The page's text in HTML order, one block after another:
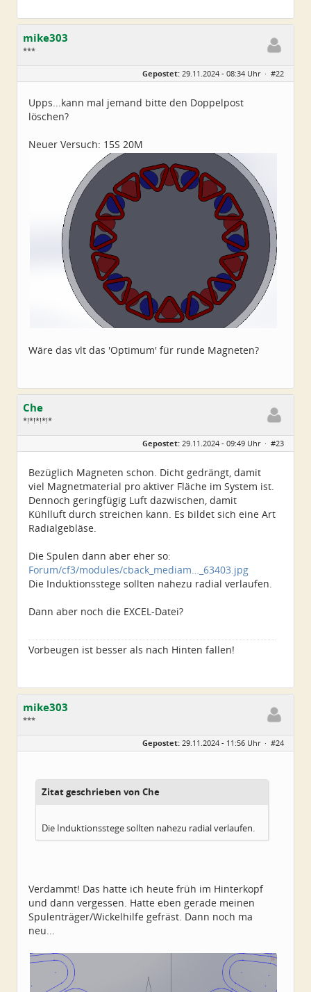
mike303
***
Alter:
47
Dabei seit:
11 / 2024
Gepostet: 29.11.2024 - 08:34 Uhr · #22
Upps...kann mal jemand bitte den Doppelpost
löschen?
Neuer Versuch: 15S 20M
Wäre das vlt das 'Optimum' für runde Magneten?
Che
*!*!*!*!*
Geschlecht:
Alter:
72
Dabei seit:
06 / 2014
Gepostet: 29.11.2024 - 09:49 Uhr · #23
Bezüglich Magneten schon. Dicht gedrängt, damit
viel Magnetmaterial pro aktiver Fläche im System ist.
Dennoch geringfügig Luft dazwischen, damit
Kühlluft durch streichen kann. Es bildet sich eine Art
Radialgebläse.
Die Spulen dann aber eher so:
Forum/cf3/modules/cback_mediam…_63403.jpg
Die Induktionsstege sollten nahezu radial verlaufen.
Dann aber noch die EXCEL-Datei?
Vorbeugen ist besser als nach Hinten fallen!
mike303
***
Alter:
47
Gepostet: 29.11.2024 - 11:56 Uhr · #24
Zitat geschrieben von Che
Die Induktionsstege sollten nahezu radial verlaufen.
Verdammt! Das hatte ich heute früh im Hinterkopf
und dann vergessen. Hatte eben gerade meinen
Spulenträger/Wickelhilfe gefräst. Dann noch ma
neu...